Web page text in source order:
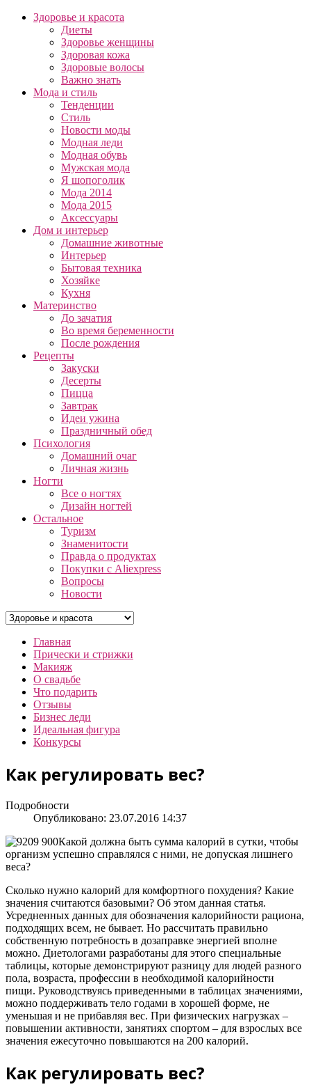
Здоровье и красота
Диеты
Здоровье женщины
Здоровая кожа
Здоровые волосы
Важно знать
Мода и стиль
Тенденции
Стиль
Новости моды
Модная леди
Модная обувь
Мужская мода
Я шопоголик
Мода 2014
Мода 2015
Аксессуары
Дом и интерьер
Домашние животные
Интерьер
Бытовая техника
Хозяйке
Кухня
Материнство
До зачатия
Во время беременности
После рождения
Рецепты
Закуски
Десерты
Пицца
Завтрак
Идеи ужина
Праздничный обед
Психология
Домашний очаг
Личная жизнь
Ногти
Все о ногтях
Дизайн ногтей
Остальное
Туризм
Знаменитости
Правда о продуктах
Покупки с Aliexpress
Вопросы
Новости
Главная
Прически и стрижки
Макияж
О свадьбе
Что подарить
Отзывы
Бизнес леди
Идеальная фигура
Конкурсы
Как регулировать вес?
Подробности
Опубликовано: 23.07.2016 14:37
Какой должна быть сумма калорий в сутки, чтобы
организм успешно справлялся с ними, не допуская лишнего
веса?
Сколько нужно калорий для комфортного похудения? Какие
значения считаются базовыми? Об этом данная статья.
Усредненных данных для обозначения калорийности рациона,
подходящих всем, не бывает. Но рассчитать правильно
собственную потребность в дозаправке энергией вполне
можно. Диетологами разработаны для этого специальные
таблицы, которые демонстрируют разницу для людей разного
пола, возраста, профессии в необходимой калорийности
пищи. Руководствуясь приведенными в таблицах значениями,
можно поддерживать тело годами в хорошей форме, не
уменьшая и не прибавляя вес. При физических нагрузках –
повышении активности, занятиях спортом – для взрослых все
значения ежесуточно повышаются на 200 калорий.
Как регулировать вес?